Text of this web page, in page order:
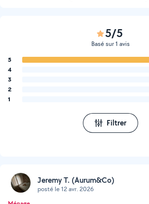
5/5
Basé sur 1 avis
5
4
3
2
1
Filtrer
Jeremy T. (Aurum&Co)
posté le 12 avr. 2026